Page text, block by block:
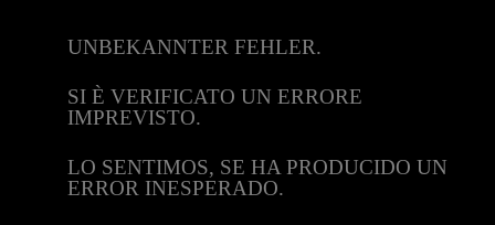
UNBEKANNTER FEHLER.
SI È VERIFICATO UN ERRORE
IMPREVISTO.
LO SENTIMOS, SE HA PRODUCIDO UN
ERROR INESPERADO.